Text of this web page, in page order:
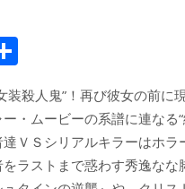
有
装殺人鬼”！再び彼女の前
・ムービーの系譜に連な
ＶＳシリアルキラーはホ
ラストまで惑わす秀逸な